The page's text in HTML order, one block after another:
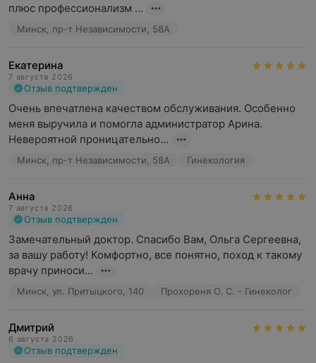
плюс профессионализм ...
Минск, пр-т Независимости, 58А
Екатерина
7 августа 2026
Отзыв подтвержден
Очень впечатлена качеством обслуживания. Особенно
меня выручила и помогла администратор Арина.
Невероятной проницательно...
Минск, пр-т Независимости, 58А Гинекология
Анна
7 августа 2026
Отзыв подтвержден
Замечательный доктор. Спасибо Вам, Ольга Сергеевна,
за вашу работу! Комфортно, все понятно, поход к такому
врачу приноси...
Минск, ул. Притыцкого, 140 Прохореня О. С. - Гинеколог
Дмитрий
6 августа 2026
Отзыв подтвержден